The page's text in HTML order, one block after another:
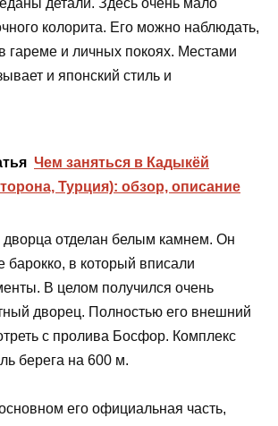
колорита. Его можно наблюдать,
гареме и личных покоях. Местами
и японский стиль и
Чем заняться в Кадыкёй
Турция): обзор, описание
дворца отделан белым камнем. Он
барокко, в который вписали
В целом получился очень
дворец. Полностью его внешний
с пролива Босфор. Комплекс
берега на 600 м.
его официальная часть,